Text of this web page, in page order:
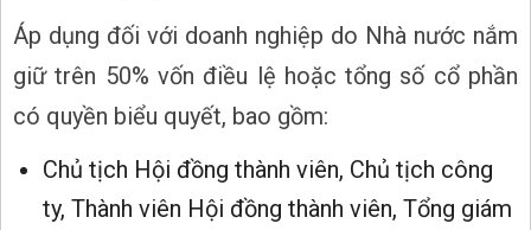
Áp dụng đối với doanh nghiệp do Nhà nước nắm
giữ trên 50% vốn điều lệ hoặc tổng số cổ phần
có quyền biểu quyết, bao gồm:
Chủ tịch Hội đồng thành viên, Chủ tịch công
ty, Thành viên Hội đồng thành viên, Tổng giám